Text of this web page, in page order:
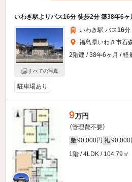
いわき駅よりバス16分 徒歩2分 築38年6
すべての写真
いわき駅 バス16分
福島県いわき市石
2階建 / 38年6ヶ月 / 軽
駐車場あり
9万円
（管理費不要）
敷 90,000円 礼 90,000
1階 / 4LDK / 104.79㎡